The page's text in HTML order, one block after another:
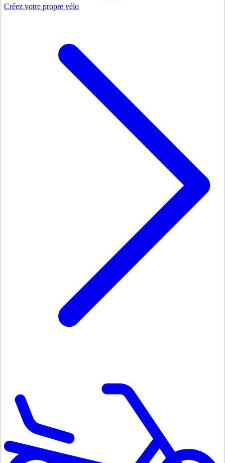
Créez votre propre vélo